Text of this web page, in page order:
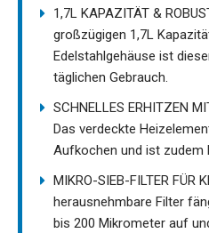
1,7L KAPAZITÄT &
großzügigen 1,7L
Edelstahlgehäuse ist
täglichen Gebrauch.
SCHNELLES ERHITZEN
Das verdeckte
Aufkochen und ist zudem
MIKRO-SIEB-FILTER FÜR
herausnehmbare Filter
bis 200 Mikrometer auf